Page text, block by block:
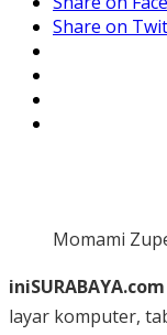
Share on
Momami
layar komputer,